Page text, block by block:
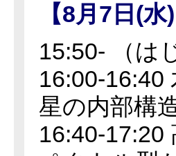
【8月7日(水)
15:50- （は
16:00-16:40
星の内部構
16:40-17:20